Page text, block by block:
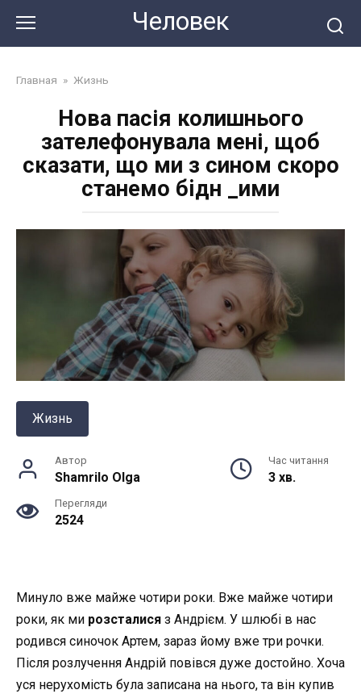
змісту
Человек
Главная » Жизнь
Нова пасія колишнього
зателефонувала мені, щоб
сказати, що ми з сином скоро
станемо бiдн _ими
Жизнь
Автор
Shamrilo Olga
Час читання
3 хв.
Перегляди
2524
Минуло вже майже чотири роки. Вже майже чотири
роки, як ми розсталися з Андрієм. У шлюбі в нас
родився синочок Артем, зараз йому вже три рочки.
Після розлучення Андрій повівся дуже достойно. Хоча
уся нерухомість була записана на нього, та він купив